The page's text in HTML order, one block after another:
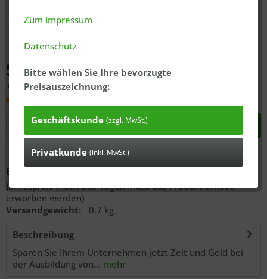
581,91 € *
inkl. MwSt., zzgl.ausgewiesener Versandkosten
In den
Anfragen
Bestell-Nr.:
Jahrespreis (nach 365 Tagen muss das Produkt erneut
erworben werden)
Versandgewicht:
0.7 kg
Beschreibung
Sparen Sie Ihrem Unternehmen jetzt Zeit und Geld bei
der Ausbildung von... mehr
Zum Impressum
Datenschutz
Bitte wählen Sie Ihre bevorzugte
Preisauszeichnung:
Geschäftskunde (zzgl. MwSt.)
Privatkunde (inkl. MwSt.)